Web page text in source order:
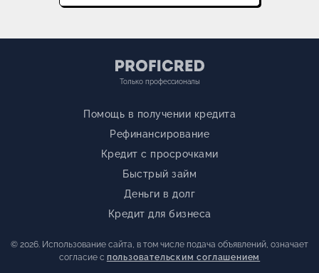
Только профессионалы
Помощь в получении кредита
Рефинансирование
Кредит с просрочками
Быстрый займ
Деньги в долг
Кредит для бизнеса
© 2026. Использование сайта, в том числе подача объявлений, означает
согласие с пользовательским соглашением